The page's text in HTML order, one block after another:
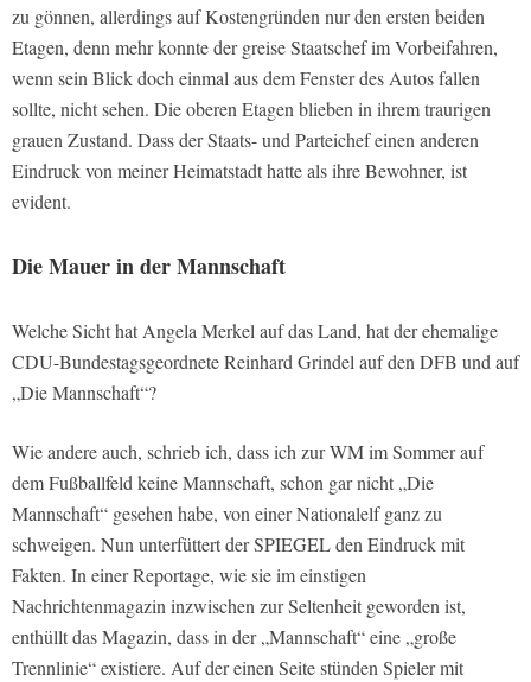
zu gönnen, allerdings auf Kostengründen nur den ersten beiden
Etagen, denn mehr konnte der greise Staatschef im Vorbeifahren,
wenn sein Blick doch einmal aus dem Fenster des Autos fallen
sollte, nicht sehen. Die oberen Etagen blieben in ihrem traurigen
grauen Zustand. Dass der Staats- und Parteichef einen anderen
Eindruck von meiner Heimatstadt hatte als ihre Bewohner, ist
evident.
Die Mauer in der Mannschaft
Welche Sicht hat Angela Merkel auf das Land, hat der ehemalige
CDU-Bundestagsgeordnete Reinhard Grindel auf den DFB und auf
„Die Mannschaft“?
Wie andere auch, schrieb ich, dass ich zur WM im Sommer auf
dem Fußballfeld keine Mannschaft, schon gar nicht „Die
Mannschaft“ gesehen habe, von einer Nationalelf ganz zu
schweigen. Nun unterfüttert der SPIEGEL den Eindruck mit
Fakten. In einer Reportage, wie sie im einstigen
Nachrichtenmagazin inzwischen zur Seltenheit geworden ist,
enthüllt das Magazin, dass in der „Mannschaft“ eine „große
Trennlinie“ existiere. Auf der einen Seite stünden Spieler mit